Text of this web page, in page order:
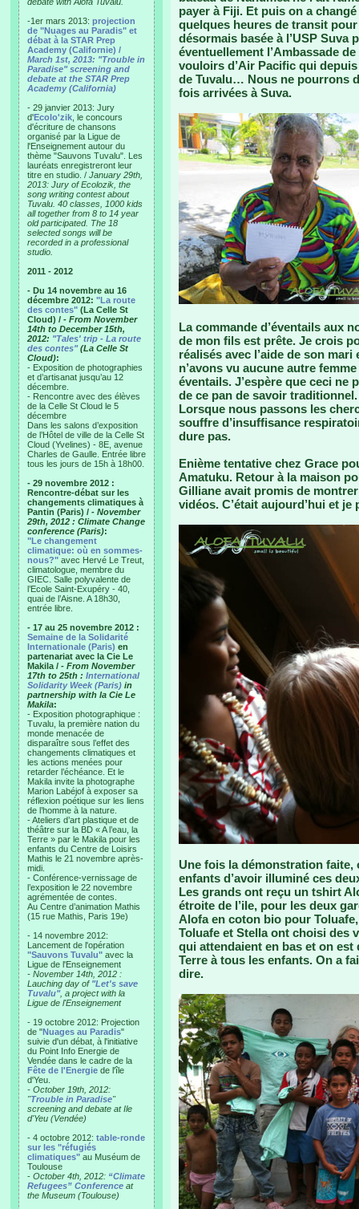
-1er mars 2013: projection
de "Nuages au Paradis" et
débat à la STAR Prep
Academy (Californie) /
March 1st, 2013: "Trouble in
Paradise" screening and
debate at the STAR Prep
Academy (California)
- 29 janvier 2013: Jury
d'Ecolo'zik , le concours
d'écriture de chansons
organisé par la Ligue de
l'Enseignement autour du
thème "Sauvons Tuvalu". Les
lauréats enregistreront leur
titre en studio. / January 29th,
2013: Jury of Ecolozik, the
song writing contest about
Tuvalu. 40 classes, 1000 kids
all together from 8 to 14 year
old participated. The 18
selected songs will be
recorded in a professional
studio.
2011 - 2012
- Du 14 novembre au 16
décembre 2012: "La route
des contes" (La Celle St
Cloud) / - From November
14th to December 15th,
2012: "Tales' trip - La route
des contes"(La Celle St
Cloud):
- Exposition de photographies
et d’artisanat jusqu’au 12
décembre.
- Rencontre avec des élèves
de la Celle St Cloud le 5
décembre
Dans les salons d’exposition
de l’Hôtel de ville de la Celle St
Cloud (Yvelines) - 8E, avenue
Charles de Gaulle. Entrée libre
tous les jours de 15h à 18h00.
- 29 novembre 2012 :
Rencontre-débat sur les
changements climatiques à
Pantin (Paris) / - November
29th, 2012 : Climate Change
conference (Paris):
"Le changement
climatique: où en sommes-
nous?" avec Hervé Le Treut,
climatologue, membre du
GIEC. Salle polyvalente de
l’Ecole Saint-Exupéry - 40,
quai de l’Aisne. A 18h30,
entrée libre.
- 17 au 25 novembre 2012 :
Semaine de la Solidarité
Internationale (Paris) en
partenariat avec la Cie Le
Makila / - From November
17th to 25th : International
Solidarity Week (Paris) in
partnership with la Cie Le
Makila:
- Exposition photographique :
Tuvalu, la première nation du
monde menacée de
disparaître sous l’effet des
changements climatiques et
les actions menées pour
retarder l’échéance. Et le
Makila invite la photographe
Marion Labéjof à exposer sa
réflexion poétique sur les liens
de l’homme à la nature.
- Ateliers d’art plastique et de
théâtre sur la BD « A l’eau, la
Terre » par le Makila pour les
enfants du Centre de Loisirs
Mathis le 21 novembre après-
midi.
- Conférence-vernissage de
l’exposition le 22 novembre
agrémentée de contes.
Au Centre d’animation Mathis
(15 rue Mathis, Paris 19e)
- 14 novembre 2012:
Lancement de l'opération
"Sauvons Tuvalu" avec la
Ligue de l'Enseignement
- November 14th, 2012 :
Lauching day of "Let's save
Tuvalu", a project with la
Ligue de l'Enseignement
- 19 octobre 2012: Projection
de "Nuages au Paradis"
suivie d'un débat, à l'initiative
du Point Info Energie de
Vendée dans le cadre de la
Fête de l'Energie de l'île
d'Yeu.
- October 19th, 2012:
"Trouble in Paradise"
screening and debate at Ile
d'Yeu (Vendée)
- 4 octobre 2012: table-ronde
sur les "réfugiés
climatiques" au Muséum de
Toulouse
- October 4th, 2012: “Climate
Refugees” Conference at
the Museum (Toulouse)
payer à Fiji. Et puis on a
quelques heures de transit
désormais basée à l’USP
éventuellement l’Ambassade
vouloirs d’Air Pacific qui
de Tuvalu… Nous ne pourrons
fois arrivées à Suva.
La commande d’éventails aux
de mon fils est prête. Je crois
réalisés avec l’aide de son
n’avons vu aucune autre
éventails. J’espère que ceci ne
de ce pan de savoir traditionnel.
Lorsque nous passons les
souffre d’insuffisance
dure pas.
Enième tentative chez Grace
Amatuku. Retour à la maison
Gilliane avait promis de
vidéos. C’était aujourd’hui et je
Une fois la démonstration
enfants d’avoir illuminé ces
Les grands ont reçu un tshirt
étroite de l’ile, pour les deux
Alofa en coton bio pour
Toluafe et Stella ont choisi des
qui attendaient en bas et on
Terre à tous les enfants. On a
dire.